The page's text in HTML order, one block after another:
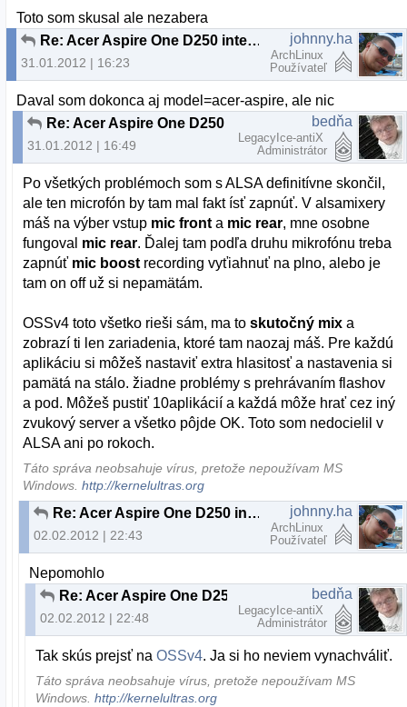
Toto som skusal ale nezabera
Re: Acer Aspire One D250 internal microphone
31.01.2012 | 16:23
johnny.ha
ArchLinux
Používateľ
Daval som dokonca aj model=acer-aspire, ale nic
31.01.2012 | 16:49
bedňa
LegacyIce-antiX
Administrátor
Po všetkých problémoch som s ALSA definitívne skončil,
ale ten microfón by tam mal fakt ísť zapnúť. V alsamixery
máš na výber vstup mic fronta mic rear, mne osobne
fungoval mic rear. Ďalej tam podľa druhu mikrofónu treba
zapnúť mic boostrecording vyťiahnuť na plno, alebo je
tam on off už si nepamätám.
OSSv4 toto všetko rieši sám, ma toskutočný mix a
zobrazí ti len zariadenia, ktoré tam naozaj máš. Pre každú
aplikáciu si môžeš nastaviť extra hlasitosť a nastavenia si
pamätá na stálo. žiadne problémy s prehrávaním flashov
a pod. Môžeš pustiť 10aplikácií a každá môže hrať cez iný
zvukový server a všetko pôjde OK. Toto som nedocielil v
ALSA ani po rokoch.
Táto správa neobsahuje vírus, pretože nepoužívam MS
Windows.http://kernelultras.org
Re: Acer Aspire One D250 internal microphone
02.02.2012 | 22:43
johnny.ha
ArchLinux
Používateľ
Nepomohlo
02.02.2012 | 22:48
bedňa
LegacyIce-antiX
Administrátor
Tak skús prejsť naOSSv4. Ja si ho neviem vynachváliť.
Táto správa neobsahuje vírus, pretože nepoužívam MS
Windows.http://kernelultras.org